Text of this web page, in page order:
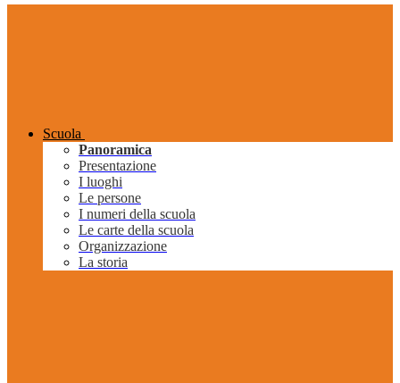
Scuola
Panoramica
Presentazione
I luoghi
Le persone
I numeri della scuola
Le carte della scuola
Organizzazione
La storia